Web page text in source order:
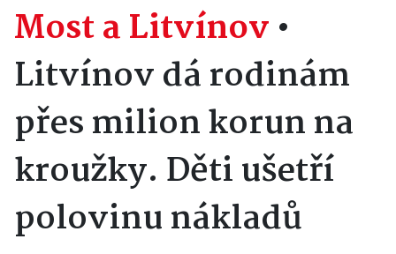
Most a Litvínov•
Litvínov dá rodinám
přes milion korun na
kroužky. Děti ušetří
polovinu nákladů